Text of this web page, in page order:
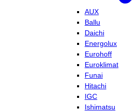
AUX
Ballu
Daichi
Energolux
Eurohoff
Euroklimat
Funai
Hitachi
IGC
Ishimatsu